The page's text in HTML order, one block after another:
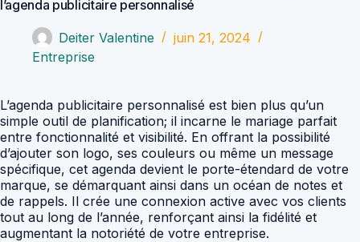
l’agenda publicitaire personnalisé
Deiter Valentine
juin 21, 2024
Entreprise
L’agenda publicitaire personnalisé est bien plus qu’un
simple outil de planification; il incarne le mariage parfait
entre fonctionnalité et visibilité. En offrant la possibilité
d’ajouter son logo, ses couleurs ou même un message
spécifique, cet agenda devient le porte-étendard de votre
marque, se démarquant ainsi dans un océan de notes et
de rappels. Il crée une connexion active avec vos clients
tout au long de l’année, renforçant ainsi la fidélité et
augmentant la notoriété de votre entreprise.